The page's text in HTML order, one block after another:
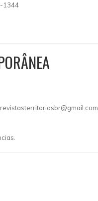
1344
revistasterritoriosbr@gmail.com